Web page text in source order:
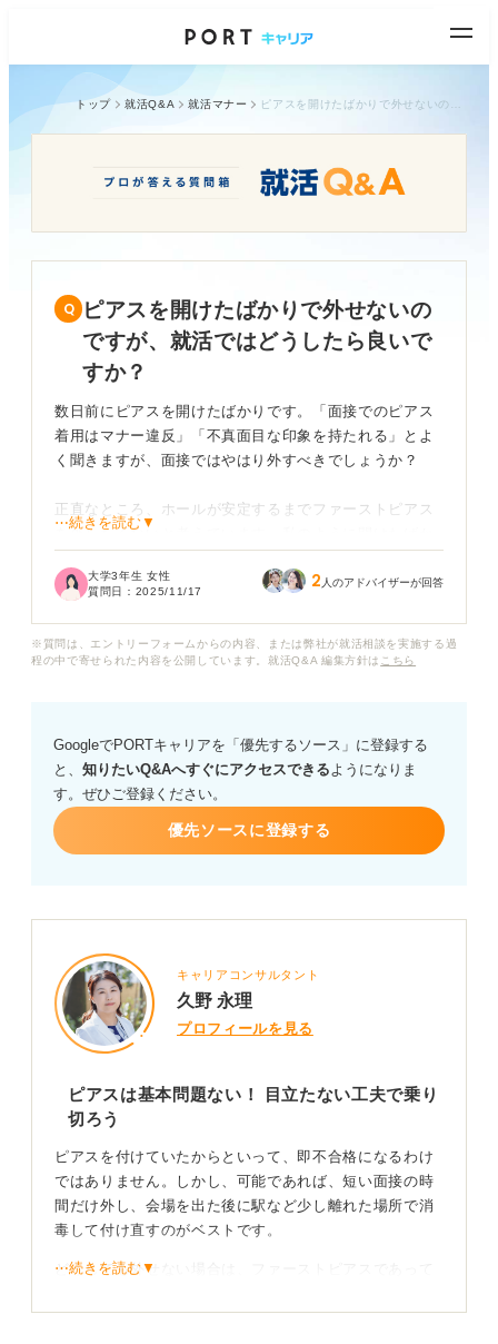
トップ 就活Q&A 就活マナー
ピアスを開けたばかりで外せないの
ですが、就活ではどうしたら良いで
すか？
数日前にピアスを開けたばかりです。「面接でのピアス
着用はマナー違反」「不真面目な印象を持たれる」とよ
く聞きますが、面接ではやはり外すべきでしょうか？
正直なところ、ホールが安定するまでファーストピアス
を外したくないと考えています。私のように開けたばか
⋯続きを読む▼
大学3年生 女性
質問日： 2025/11/17 2 人のアドバイザーが回答
※質問は、エントリーフォームからの内容、または弊社が就活相談を実施する過
程の中で寄せられた内容を公開しています。就活Q&A 編集方針は こちら
GoogleでPORTキャリアを「優先するソース」に登録する
と、 知りたいQ&Aへすぐにアクセスできるようになりま
す。ぜひご登録ください。
優先ソースに登録する
キャリアコンサルタント
久野 永理
プロフィールを見る
ピアスは基本問題ない！ 目立たない工夫で乗り
切ろう
ピアスを付けていたからといって、即不合格になるわけ
ではありません。しかし、可能であれば、短い面接の時
間だけ外し、会場を出た後に駅など少し離れた場所で消
毒して付け直すのがベストです。
どうしても外せない場合は、ファーストピアスであって
ないものに付け替えることをおすすめします。
⋯続きを読む▼